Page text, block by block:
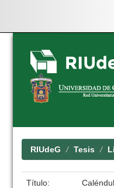
Skip
navigation
RIUdeG Tesis
Título: